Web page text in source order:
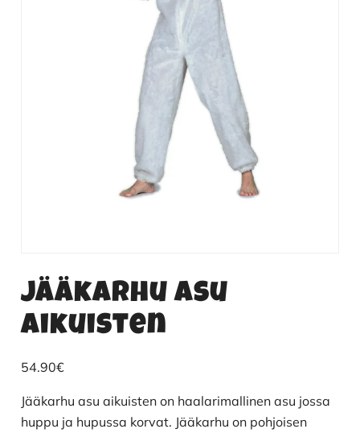
Jääkarhu asu
aikuisten
54.90€
Jääkarhu asu aikuisten on haalarimallinen asu jossa
huppu ja hupussa korvat. Jääkarhu on pohjoisen